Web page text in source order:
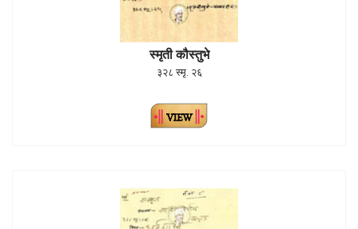
स्मृती कौस्तुभे
३२८ स्मृ. २६